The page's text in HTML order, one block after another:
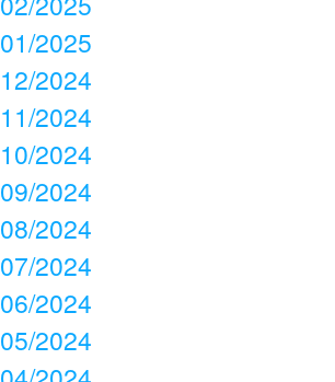
01/2025
12/2024
11/2024
10/2024
09/2024
08/2024
07/2024
06/2024
05/2024